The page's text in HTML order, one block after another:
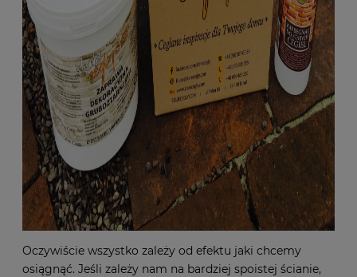
Oczywiście wszystko zależy od efektu jaki chcemy
osiągnąć. Jeśli zależy nam na bardziej spoistej ścianie,